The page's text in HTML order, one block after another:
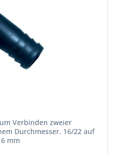
Verbinden zweier
Durchmesser. 16/22 auf
mm